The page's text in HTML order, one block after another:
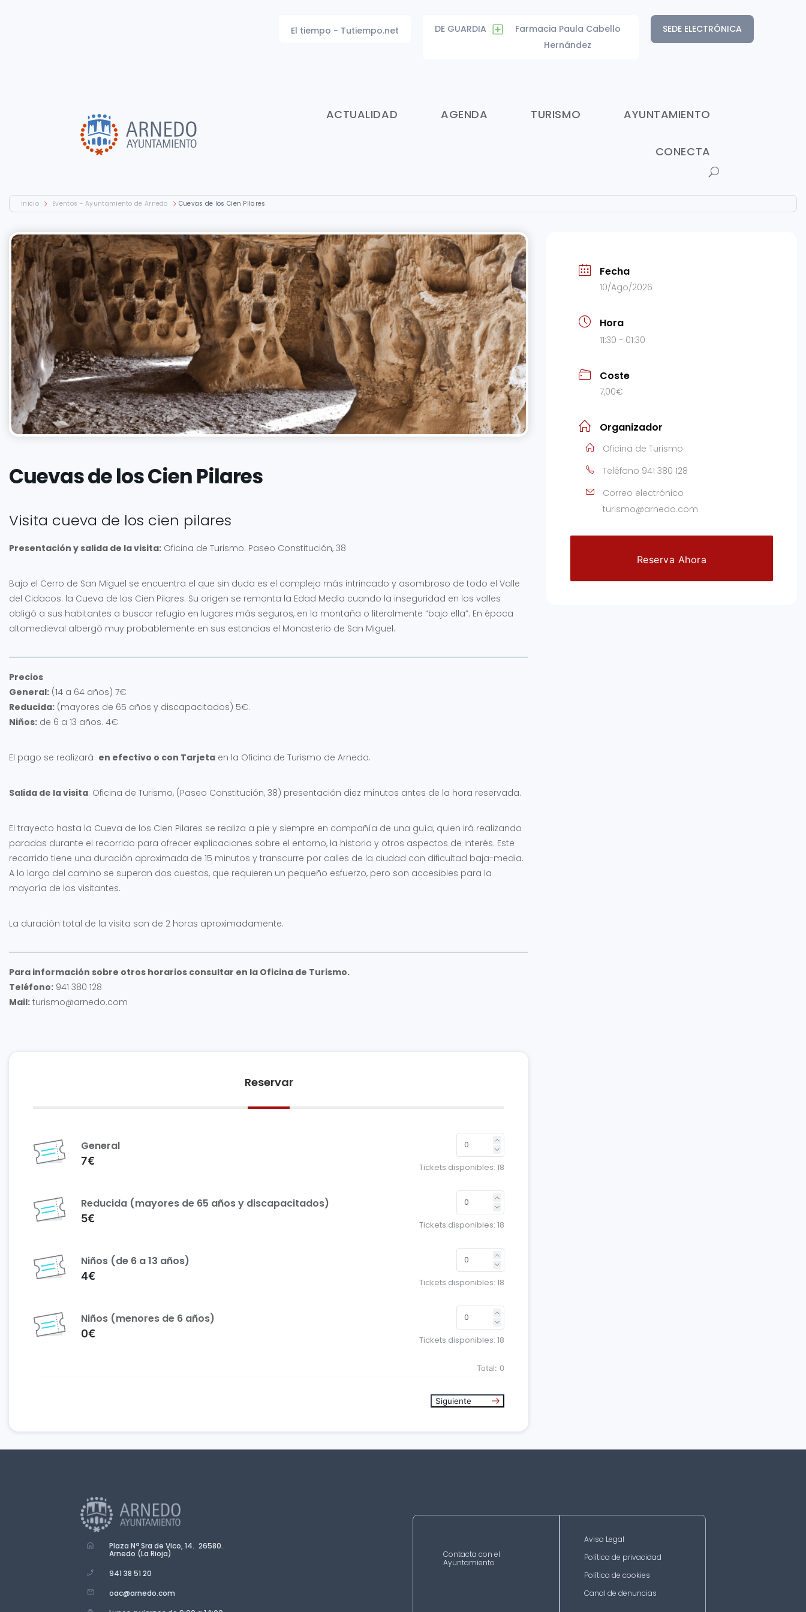
SEDE ELECTRÓNICA
DE GUARDIA
Farmacia Paula Cabello
Hernández
El tiempo - Tutiempo.net
ACTUALIDAD AGENDA TURISMO AYUNTAMIENTO
CONECTA
Inicio Eventos - Ayuntamiento de Arnedo Cuevas de los Cien Pilares
Cuevas de los Cien Pilares
Visita cueva de los cien pilares
Presentación y salida de la visita: Oficina de Turismo. Paseo Constitución, 38
Bajo el Cerro de San Miguel se encuentra el que sin duda es el complejo más intrincado y asombroso de todo el Valle
del Cidacos: la Cueva de los Cien Pilares. Su origen se remonta la Edad Media cuando la inseguridad en los valles
obligó a sus habitantes a buscar refugio en lugares más seguros, en la montaña o literalmente “bajo ella”. En época
altomedieval albergó muy probablemente en sus estancias el Monasterio de San Miguel.
Precios
General: (14 a 64 años) 7€
Reducida: (mayores de 65 años y discapacitados) 5€.
Niños: de 6 a 13 años. 4€
El pago se realizará en efectivo o con Tarjeta en la Oficina de Turismo de Arnedo.
Salida de la visita: Oficina de Turismo, (Paseo Constitución, 38) presentación diez minutos antes de la hora reservada.
El trayecto hasta la Cueva de los Cien Pilares se realiza a pie y siempre en compañía de una guía, quien irá realizando
paradas durante el recorrido para ofrecer explicaciones sobre el entorno, la historia y otros aspectos de interés. Este
recorrido tiene una duración aproximada de 15 minutos y transcurre por calles de la ciudad con dificultad baja-media.
A lo largo del camino se superan dos cuestas, que requieren un pequeño esfuerzo, pero son accesibles para la
mayoría de los visitantes.
La duración total de la visita son de 2 horas aproximadamente.
Para información sobre otros horarios consultar en la Oficina de Turismo.
Teléfono: 941 380 128
Mail: turismo@arnedo.com
Reservar
General
7€
Tickets disponibles: 18
Reducida (mayores de 65 años y discapacitados)
5€
Tickets disponibles: 18
Niños (de 6 a 13 años)
4€
Tickets disponibles: 18
Niños (menores de 6 años)
0€
Tickets disponibles: 18
Total: 0
Siguiente
Fecha
10/Ago/2026
Hora
11:30 - 01:30
Coste
7,00€
Organizador
Oficina de Turismo
Teléfono 941 380 128
Correo electrónico
turismo@arnedo.com
Reserva Ahora
Plaza Nª Sra de Vico, 14. 26580.
Arnedo (La Rioja)
941 38 51 20
oac@arnedo.com
Contacta con el
Ayuntamiento
Aviso Legal
Política de privacidad
Política de cookies
Canal de denuncias